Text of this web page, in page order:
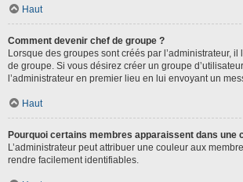
Haut
Comment devenir chef de groupe ?
Lorsque des groupes sont créés par l’administrateur,
de groupe. Si vous désirez créer un groupe
l’administrateur en premier lieu en lui envoyant un
Haut
Pourquoi certains membres apparaissent dans une
L’administrateur peut attribuer une couleur aux
rendre facilement identifiables.